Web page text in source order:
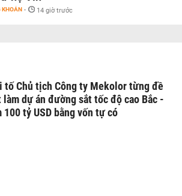
KHOÁN - 14 giờ trước
tố Chủ tịch Công ty Mekolor từng đề
làm dự án đường sắt tốc độ cao Bắc -
100 tỷ USD bằng vốn tự có